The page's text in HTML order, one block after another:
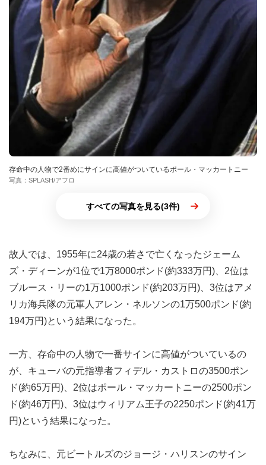
存命中の人物で2番めにサインに高値がついているポール・マッカートニー
写真：SPLASH/アフロ
すべての写真を見る(3件)
故人では、1955年に24歳の若さで亡くなったジェーム
ズ・ディーンが1位で1万8000ポンド(約333万円)、2位は
ブルース・リーの1万1000ポンド(約203万円)、3位はアメ
リカ海兵隊の元軍人アレン・ネルソンの1万500ポンド(約
194万円)という結果になった。
一方、存命中の人物で一番サインに高値がついているの
が、キューバの元指導者フィデル・カストロの3500ポン
ド(約65万円)、2位はポール・マッカートニーの2500ポン
ド(約46万円)、3位はウィリアム王子の2250ポンド(約41万
円)という結果になった。
ちなみに、元ビートルズのジョージ・ハリスンのサイン